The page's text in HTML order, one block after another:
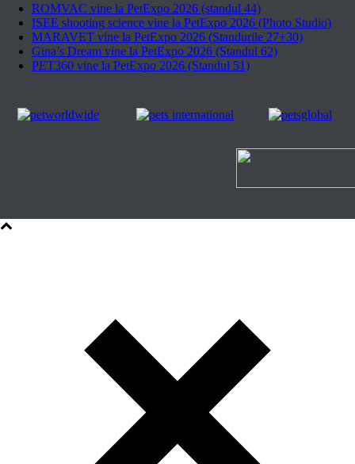
ROMVAC vine la PetExpo 2026 (standul 44)
ISEE shooting science vine la PetExpo 2026 (Photo Studio)
MARAVET vine la PetExpo 2026 (Standurile 27+30)
Gina’s Dream vine la PetExpo 2026 (Standul 62)
PET360 vine la PetExpo 2026 (Standul 51)